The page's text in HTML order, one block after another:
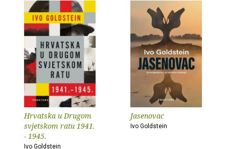
Hrvatska u Drugom
svjetskom ratu 1941.
- 1945.
Ivo Goldstein
Jasenovac
Ivo Goldstein